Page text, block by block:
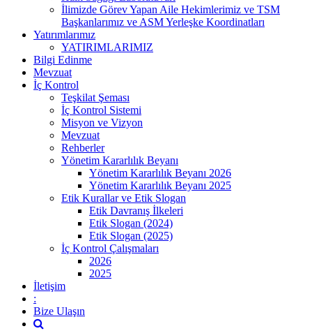
İlimizde Görev Yapan Aile Hekimlerimiz ve TSM
Başkanlarımız ve ASM Yerleşke Koordinatları
Yatırımlarımız
YATIRIMLARIMIZ
Bilgi Edinme
Mevzuat
İç Kontrol
Teşkilat Şeması
İç Kontrol Sistemi
Misyon ve Vizyon
Mevzuat
Rehberler
Yönetim Kararlılık Beyanı
Yönetim Kararlılık Beyanı 2026
Yönetim Kararlılık Beyanı 2025
Etik Kurallar ve Etik Slogan
Etik Davranış İlkeleri
Etik Slogan (2024)
Etik Slogan (2025)
İç Kontrol Çalışmaları
2026
2025
İletişim
:
Bize Ulaşın